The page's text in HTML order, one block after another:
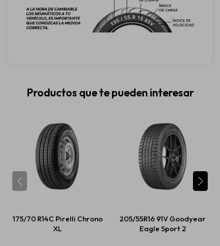
Productos que te pueden interesar
175/70 R14C Pirelli Chrono
XL
205/55R16 91V Goodyear
Eagle Sport 2